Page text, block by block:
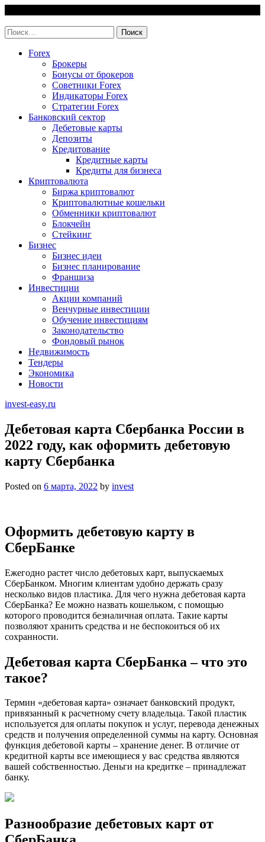
content
Найти:
Forex
Брокеры
Бонусы от брокеров
Советники Forex
Индикаторы Forex
Стратегии Forex
Банковский сектор
Дебетовые карты
Депозиты
Кредитование
Кредитные карты
Кредиты для бизнеса
Криптовалюта
Биржа криптовалют
Криптовалютные кошельки
Обменники криптовалют
Блокчейн
Стейкинг
Бизнес
Бизнес идеи
Бизнес планирование
Франшиза
Инвестиции
Акции компаний
Венчурные инвестиции
Обучение инвестициям
Законодательство
Фондовый рынок
Недвижимость
Тендеры
Экономика
Новости
invest-easy.ru
Дебетовая карта Сбербанка России в
2022 году, как оформить дебетовую
карту Сбербанка
Posted on 6 марта, 2022 by invest
Оформить дебетовую карту в
СберБанке
Ежегодно растет число дебетовых карт, выпускаемых
СберБанком. Многим клиентам удобно держать сразу
несколько видов пластика. Для чего нужна дебетовая карта
СберБанка? Ее можно назвать кошельком, с помощью
которого проводится безналичная оплата. Такие карты
позволяют хранить средства и не беспокоиться об их
сохранности.
Дебетовая карта СберБанка – что это
такое?
Термин «дебетовая карта» означает банковский продукт,
привязанный к расчетному счету владельца. Такой пластик
используется для оплаты покупок и услуг, перевода денежных
средств и получения определенной суммы на карту. Основная
функция дебетовой карты – хранение денег. В отличие от
кредитной карты все имеющиеся у вас средства являются
вашей собственностью. Деньги на кредитке – принадлежат
банку.
Разнообразие дебетовых карт от